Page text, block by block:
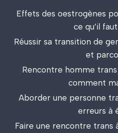
Effets des oestrogènes
ce qu’il
Réussir sa transition de
et
Rencontre homme
comment
Aborder une personne
erreurs à
Faire une rencontre trans